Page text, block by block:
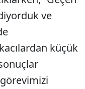
ve
küçük